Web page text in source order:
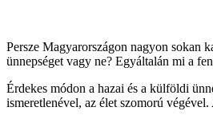
Persze Magyarországon nagyon sokan
ünnepséget vagy ne? Egyáltalán mi a
Érdekes módon a hazai és a külföldi
ismeretlenével, az élet szomorú